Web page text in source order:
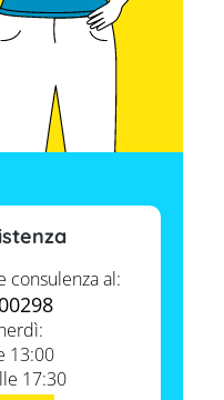
consulenza al:
13:00
17:30